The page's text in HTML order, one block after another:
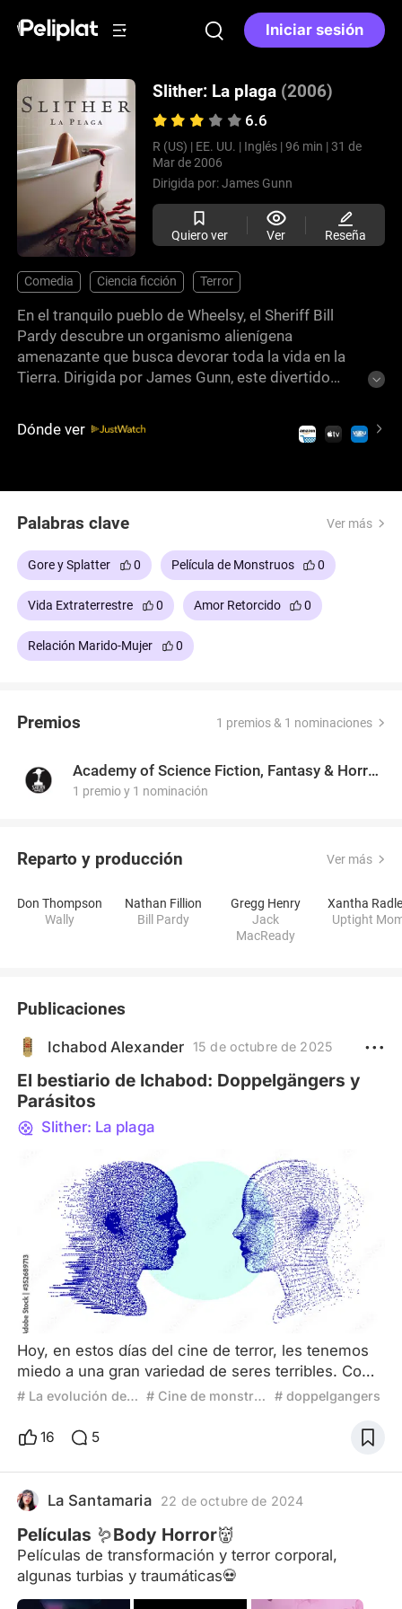
Iniciar sesión
Slither: La plaga (2006)
6.6
R (US) | EE. UU. | Inglés | 96 min | 31 de
Mar de 2006
Dirigida por:James Gunn
Quiero ver Ver Reseña
Comedia Ciencia ficción Terror
En el tranquilo pueblo de Wheelsy, el Sheriff Bill
Pardy descubre un organismo alienígena
amenazante que busca devorar toda la vida en la
Tierra. Dirigida por James Gunn, este divertido
por las películas de terror de bajo presupuesto,
ofreciendo un viaje hilarante y emocionante.
Dónde ver
Palabras clave Ver más
Gore y Splatter 0 Película de Monstruos 0
Vida Extraterrestre 0 Amor Retorcido 0
Relación Marido-Mujer 0
Premios 1 premios & 1 nominaciones
Academy of Science Fiction, Fantasy & Horror Films, USA
1 premio y 1 nominación
Reparto y producción Ver más
Don Thompson
Wally
Nathan Fillion
Bill Pardy
Gregg Henry
Jack
MacReady
Xantha
Uptight
Publicaciones
Ichabod Alexander 15 de octubre de 2025
El bestiario de Ichabod: Doppelgängers y
Parásitos
Slither: La plaga
Hoy, en estos días del cine de terror, les tenemos
miedo a una gran variedad de seres terribles. Como
los demonios que enfrentan Ed y Lorraine Warren,
en Evil Dead, los Cenobitas de Hellraiser, las
historias de Lovecraft, y por supuesto, los clásicos
slashers como Ghostface o Art, el payaso. Pero
tamb
# La evolución del terror # Cine de monstruos # doppelgangers
16 5
La Santamaria 22 de octubre de 2024
Películas 🪱Body Horror👹
Películas de transformación y terror corporal,
algunas turbias y traumáticas💀